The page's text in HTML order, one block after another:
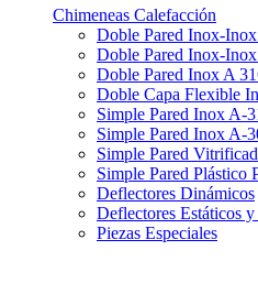
Chimeneas Calefacción
Doble Pared Inox-
Doble Pared Inox-
Doble Pared Inox A
Doble Capa Flexible
Simple Pared Inox A-
Simple Pared Inox A-
Simple Pared
Simple Pared Plástico
Deflectores Dinámicos
Deflectores Estáticos y
Piezas Especiales